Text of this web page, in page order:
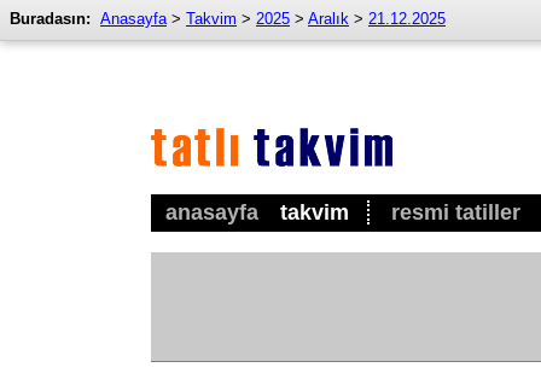
anasayfa takvim resmi tatiller
Buradasın: Anasayfa> Takvim > 2025 > Aralık > 21.12.2025